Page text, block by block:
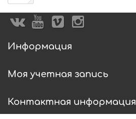
Информация
Моя учетная запись
Контактная информация